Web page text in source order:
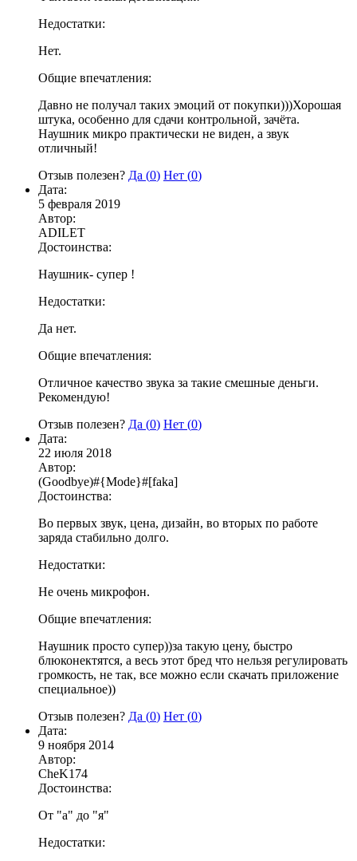
Недостатки:
Нет.
Общие впечатления:
Давно не получал таких эмоций от покупки)))Хорошая
штука, особенно для сдачи контрольной, зачёта.
Наушник микро практически не виден, а звук
отличный!
Отзыв полезен? Да (0) Нет (0)
Дата:
5 февраля 2019
Автор:
ADILET
Достоинства:
Наушник- супер !
Недостатки:
Да нет.
Общие впечатления:
Отличное качество звука за такие смешные деньги.
Рекомендую!
Отзыв полезен? Да (0) Нет (0)
Дата:
22 июля 2018
Автор:
(Goodbye)#{Mode}#[faka]
Достоинства:
Во первых звук, цена, дизайн, во вторых по работе
заряда стабильно долго.
Недостатки:
Не очень микрофон.
Общие впечатления:
Наушник просто супер))за такую цену, быстро
блюконектятся, а весь этот бред что нельзя регулировать
громкость, не так, все можно если скачать приложение
специальное))
Отзыв полезен? Да (0) Нет (0)
Дата:
9 ноября 2014
Автор:
CheK174
Достоинства:
От "а" до "я"
Недостатки: